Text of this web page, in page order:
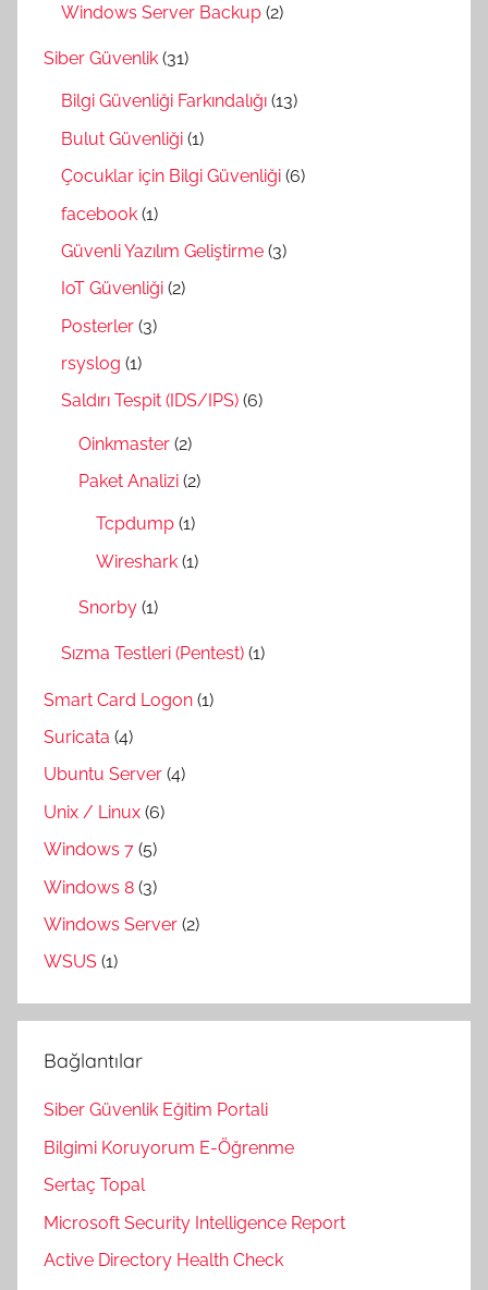
Windows Server Backup (2)
Siber Güvenlik (31)
Bilgi Güvenliği Farkındalığı (13)
Bulut Güvenliği (1)
Çocuklar için Bilgi Güvenliği (6)
facebook (1)
Güvenli Yazılım Geliştirme (3)
IoT Güvenliği (2)
Posterler (3)
rsyslog (1)
Saldırı Tespit (IDS/IPS) (6)
Oinkmaster (2)
Paket Analizi (2)
Tcpdump (1)
Wireshark (1)
Snorby (1)
Sızma Testleri (Pentest) (1)
Smart Card Logon (1)
Suricata (4)
Ubuntu Server (4)
Unix / Linux (6)
Windows 7 (5)
Windows 8 (3)
Windows Server (2)
WSUS (1)
Bağlantılar
Siber Güvenlik Eğitim Portali
Bilgimi Koruyorum E-Öğrenme
Sertaç Topal
Microsoft Security Intelligence Report
Active Directory Health Check